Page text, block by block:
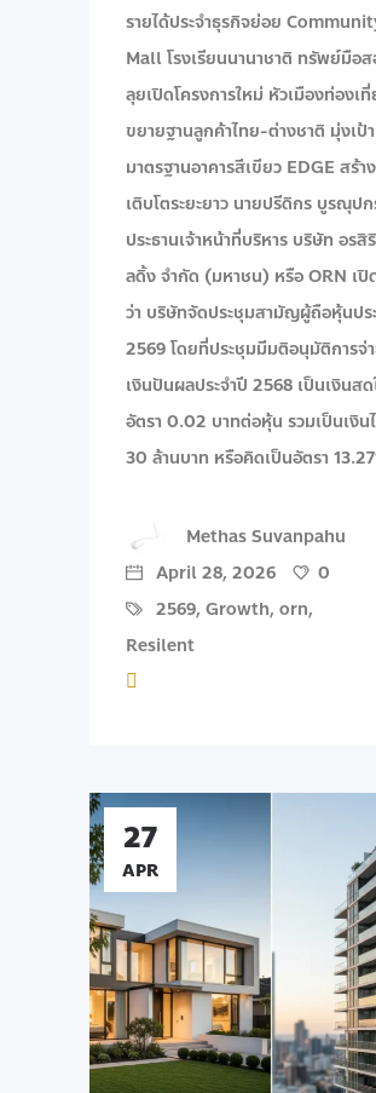
รายได้ประจำธุรกิจย่อย
Mall โรงเรียนนานาชาติ ทรัพย์มือ
ลุยเปิดโครงการใหม่ หัวเมืองท่องเ
ขยายฐานลูกค้าไทย-ต่างชาติ มุ่งเป้า
มาตรฐานอาคารสีเขียว EDGE สร้า
เติบโตระยะยาว นายปรีดิกร บูรณุป
ประธานเจ้าหน้าที่บริหาร บริษัท อรสิ
ลดิ้ง จํากัด (มหาชน) หรือ ORN เปิ
ว่า บริษัทจัดประชุมสามัญผู้ถือหุ้นปร
2569 โดยที่ประชุมมีมติอนุมัติการจ่
เงินปันผลประจำปี 2568 เป็นเงินสด
อัตรา 0.02 บาทต่อหุ้น รวมเป็นเงิน
30 ล้านบาท หรือคิดเป็นอัตรา
Methas Suvanpahu
April 28, 2026
0
2569, Growth, orn,
Resilent
27
APR